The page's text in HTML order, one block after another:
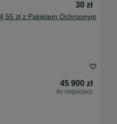
30 zł
zł z Pakietem Ochronnym
45 900 zł
do negocjacji